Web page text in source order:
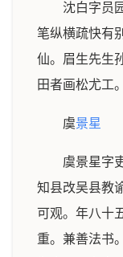
沈白字员
笔纵横疏快有
仙。眉生先生
田者画松尤工
虞景星
虞景星字
知县改吴县教
可观。年八十
重。兼善法书